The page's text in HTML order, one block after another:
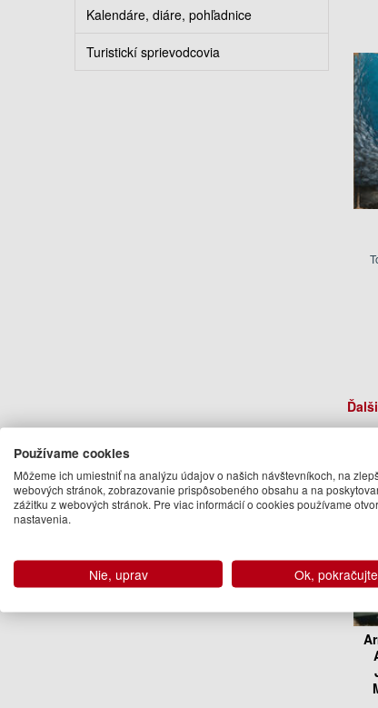
Kalendáre, diáre, pohľadnice
Turistickí sprievodcovia
Používame cookies
Môžeme ich umiestniť na analýzu údajov o našich návštevníkoch, na
webových stránok, zobrazovanie prispôsobeného obsahu a na
zážitku z webových stránok. Pre viac informácií o cookies používame
nastavenia.
Nie, uprav Ok, pokračujte